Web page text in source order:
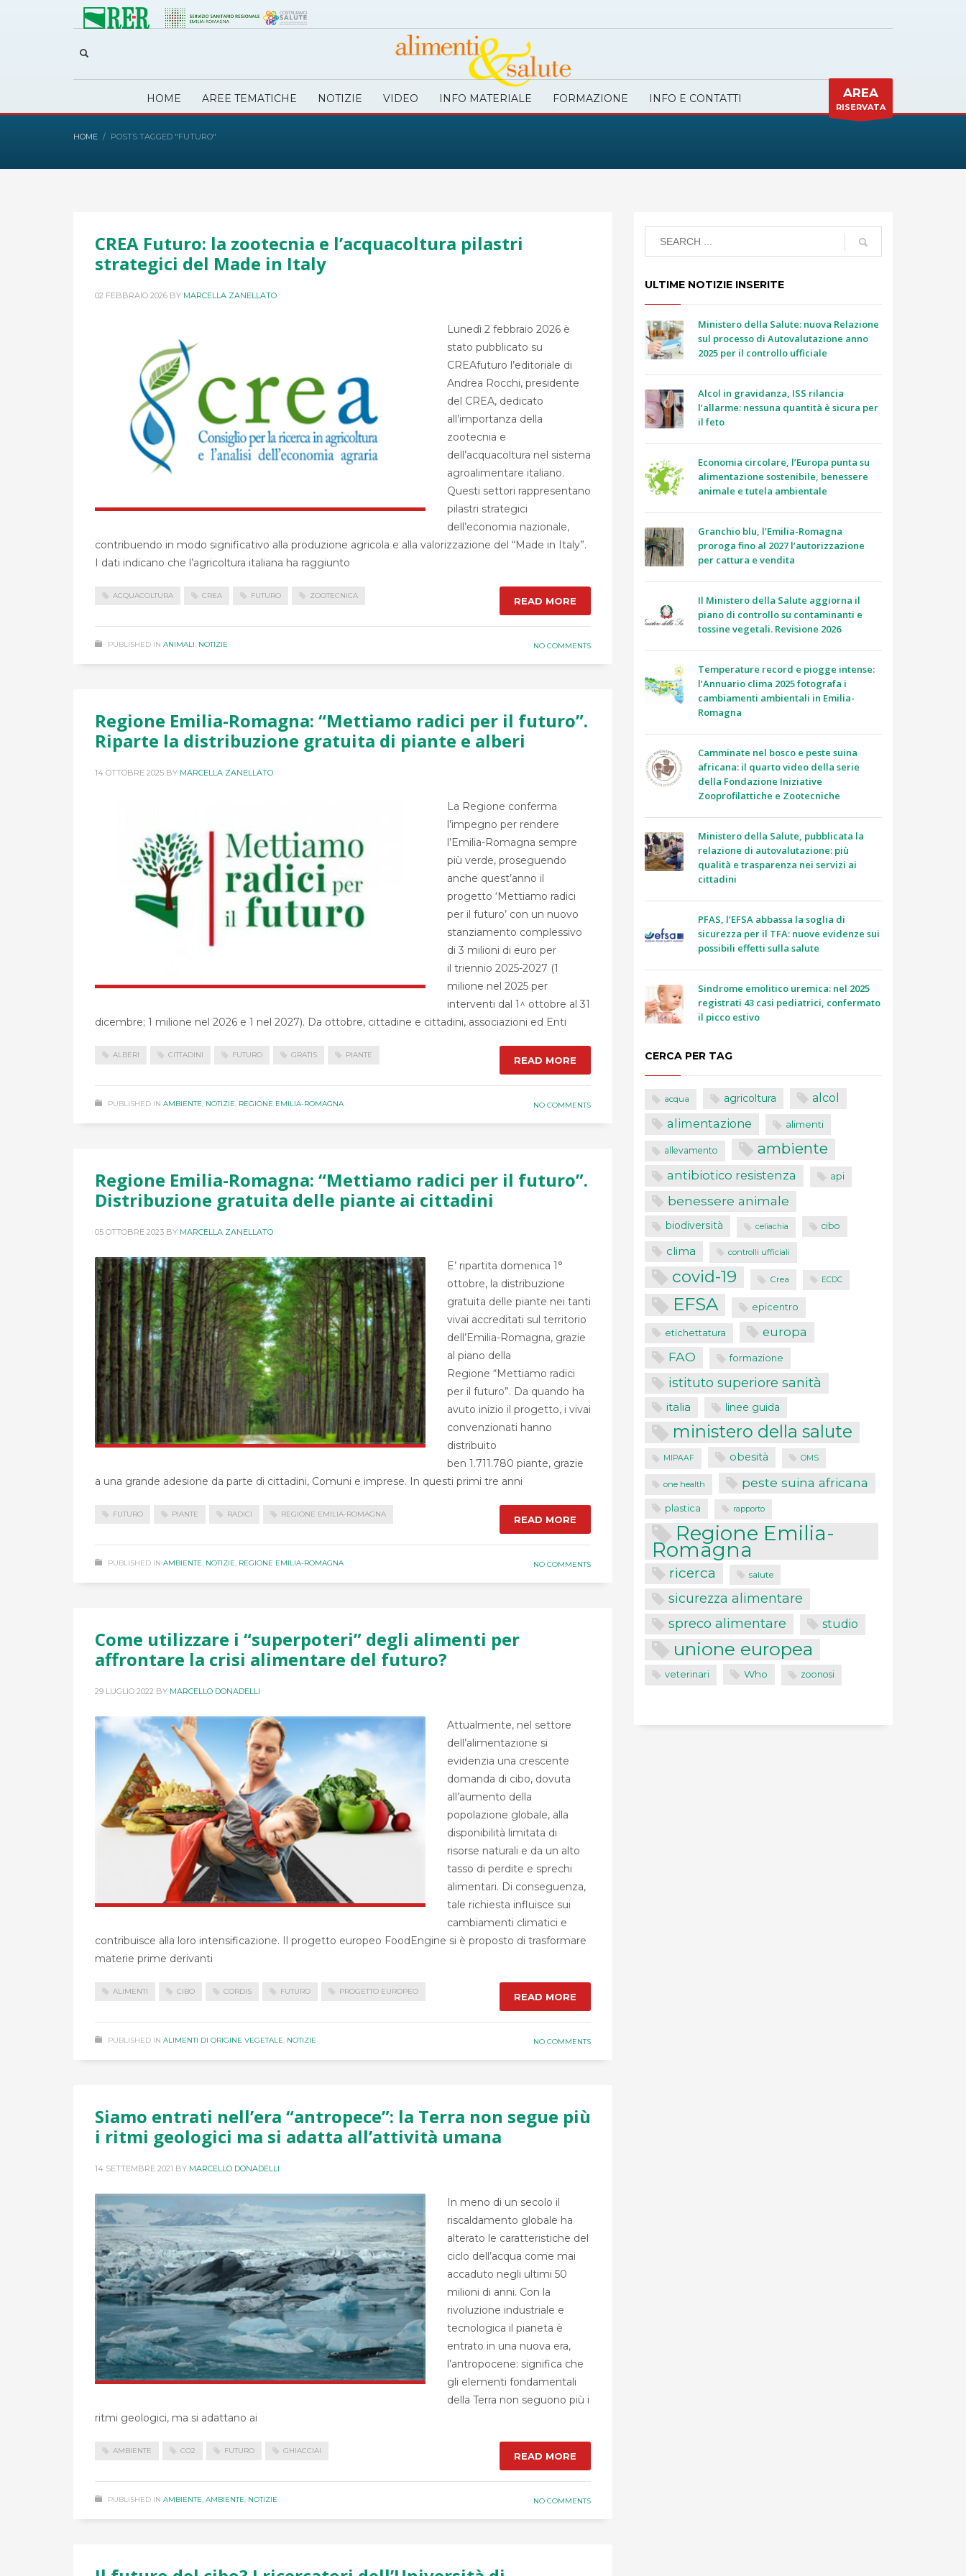
HOME AREE TEMATICHE NOTIZIE VIDEO INFO MATERIALE FORMAZIONE INFO E CONTATTI AREA
RISERVATA
HOME POSTS TAGGED "FUTURO"
CREA Futuro: la zootecnia e l’acquacoltura pilastri
strategici del Made in Italy
02 FEBBRAIO 2026 BY MARCELLA ZANELLATO
Lunedì 2 febbraio 2026 è
stato pubblicato su
CREAfuturo l’editoriale di
Andrea Rocchi, presidente
del CREA, dedicato
all’importanza della
zootecnia e
dell’acquacoltura nel sistema
agroalimentare italiano.
Questi settori rappresentano
pilastri strategici
dell’economia nazionale,
contribuendo in modo significativo alla produzione agricola e alla valorizzazione del “Made in Italy”.
I dati indicano che l’agricoltura italiana ha raggiunto
ACQUACOLTURA CREA FUTURO ZOOTECNICA READ MORE
PUBLISHED IN ANIMALI, NOTIZIE NO COMMENTS
Regione Emilia-Romagna: “Mettiamo radici per il futuro”.
Riparte la distribuzione gratuita di piante e alberi
14 OTTOBRE 2025 BY MARCELLA ZANELLATO
La Regione conferma
l’impegno per rendere
l’Emilia-Romagna sempre
più verde, proseguendo
anche quest’anno il
progetto ‘Mettiamo radici
per il futuro’ con un nuovo
stanziamento complessivo
di 3 milioni di euro per
il triennio 2025-2027 (1
milione nel 2025 per
interventi dal 1^ ottobre al 31
dicembre; 1 milione nel 2026 e 1 nel 2027). Da ottobre, cittadine e cittadini, associazioni ed Enti
ALBERI CITTADINI FUTURO GRATIS PIANTE READ MORE
PUBLISHED IN AMBIENTE, NOTIZIE, REGIONE EMILIA-ROMAGNA NO COMMENTS
Regione Emilia-Romagna: “Mettiamo radici per il futuro”.
Distribuzione gratuita delle piante ai cittadini
05 OTTOBRE 2023 BY MARCELLA ZANELLATO
E’ ripartita domenica 1°
ottobre, la distribuzione
gratuita delle piante nei tanti
vivai accreditati sul territorio
dell’Emilia-Romagna, grazie
al piano della
Regione “Mettiamo radici
per il futuro”. Da quando ha
avuto inizio il progetto, i vivai
convenzionati hanno
distribuito
ben 1.711.780 piante, grazie
a una grande adesione da parte di cittadini, Comuni e imprese. In questi primi tre anni
FUTURO PIANTE RADICI REGIONE EMILIA-ROMAGNA READ MORE
PUBLISHED IN AMBIENTE, NOTIZIE, REGIONE EMILIA-ROMAGNA NO COMMENTS
Come utilizzare i “superpoteri” degli alimenti per
affrontare la crisi alimentare del futuro?
29 LUGLIO 2022 BY MARCELLO DONADELLI
Attualmente, nel settore
dell’alimentazione si
evidenzia una crescente
domanda di cibo, dovuta
all’aumento della
popolazione globale, alla
disponibilità limitata di
risorse naturali e da un alto
tasso di perdite e sprechi
alimentari. Di conseguenza,
tale richiesta influisce sui
cambiamenti climatici e
contribuisce alla loro intensificazione. Il progetto europeo FoodEngine si è proposto di trasformare
materie prime derivanti
ALIMENTI CIBO CORDIS FUTURO PROGETTO EUROPEO READ MORE
PUBLISHED IN ALIMENTI DI ORIGINE VEGETALE, NOTIZIE NO COMMENTS
Siamo entrati nell’era “antropece”: la Terra non segue più
i ritmi geologici ma si adatta all’attività umana
14 SETTEMBRE 2021 BY MARCELLO DONADELLI
In meno di un secolo il
riscaldamento globale ha
alterato le caratteristiche del
ciclo dell’acqua come mai
accaduto negli ultimi 50
milioni di anni. Con la
rivoluzione industriale e
tecnologica il pianeta è
entrato in una nuova era,
l’antropocene: significa che
gli elementi fondamentali
della Terra non seguono più i
ritmi geologici, ma si adattano ai
AMBIENTE CO2 FUTURO GHIACCIAI READ MORE
PUBLISHED IN AMBIENTE, AMBIENTE, NOTIZIE NO COMMENTS
ULTIME NOTIZIE INSERITE
Ministero della Salute: nuova Relazione
sul processo di Autovalutazione anno
2025 per il controllo ufficiale
Alcol in gravidanza, ISS rilancia
l’allarme: nessuna quantità è sicura per
il feto
Economia circolare, l’Europa punta su
alimentazione sostenibile, benessere
animale e tutela ambientale
Granchio blu, l’Emilia-Romagna
proroga fino al 2027 l’autorizzazione
per cattura e vendita
Il Ministero della Salute aggiorna il
piano di controllo su contaminanti e
tossine vegetali. Revisione 2026
Temperature record e piogge intense:
l’Annuario clima 2025 fotografa i
cambiamenti ambientali in Emilia-
Romagna
Camminate nel bosco e peste suina
africana: il quarto video della serie
della Fondazione Iniziative
Zooprofilattiche e Zootecniche
Ministero della Salute, pubblicata la
relazione di autovalutazione: più
qualità e trasparenza nei servizi ai
cittadini
PFAS, l’EFSA abbassa la soglia di
sicurezza per il TFA: nuove evidenze sui
possibili effetti sulla salute
Sindrome emolitico uremica: nel 2025
registrati 43 casi pediatrici, confermato
il picco estivo
CERCA PER TAG
acqua agricoltura alcol
alimentazione alimenti
allevamento ambiente
antibiotico resistenza api
benessere animale
biodiversità celiachia cibo
clima controlli ufficiali
covid-19 Crea ECDC
EFSA epicentro
etichettatura europa
FAO formazione
istituto superiore sanità
italia linee guida
ministero della salute
MIPAAF obesità OMS
one health peste suina africana
plastica rapporto
Regione Emilia-
Romagna
ricerca salute
sicurezza alimentare
spreco alimentare studio
unione europea
veterinari Who zoonosi